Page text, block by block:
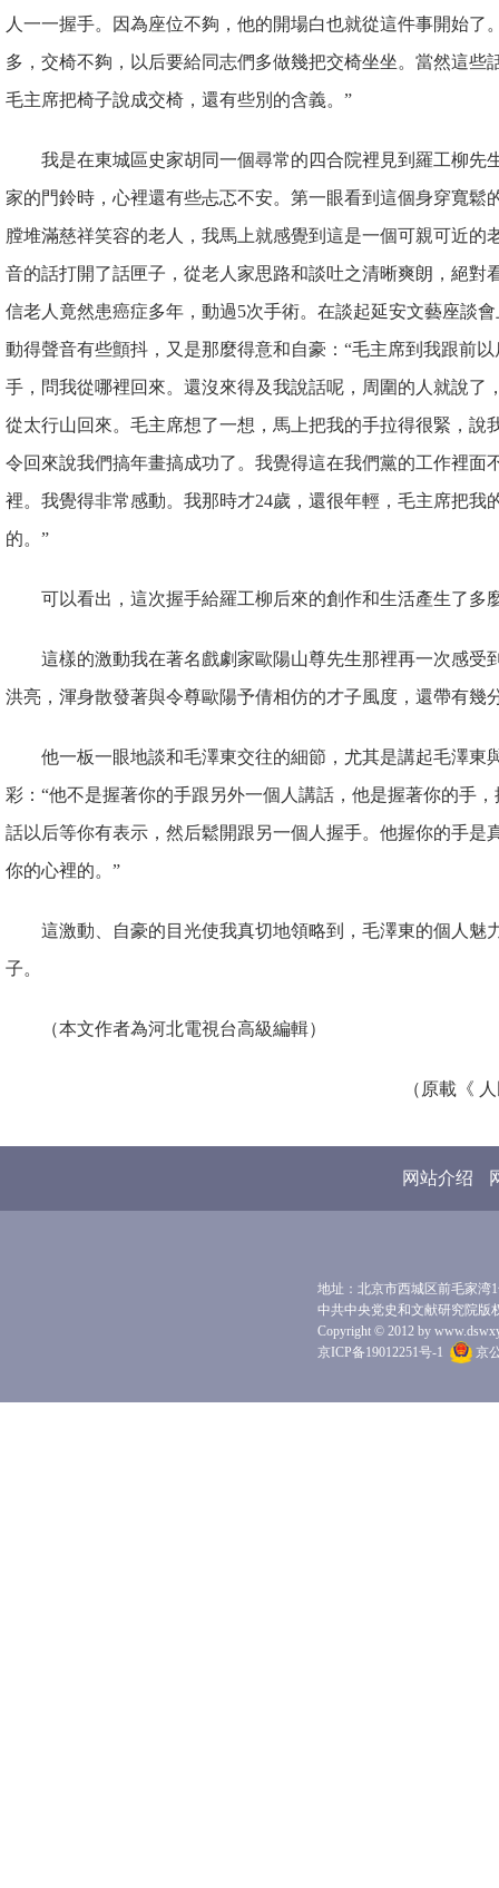
人一一握手。因為座位不夠，他的開場白也就從這件事開始了
多，交椅不夠，以后要給同志們多做幾把交椅坐坐。當然這些
毛主席把椅子說成交椅，還有些別的含義。”
我是在東城區史家胡同一個尋常的四合院裡見到羅工柳先
家的門鈴時，心裡還有些忐忑不安。第一眼看到這個身穿寬鬆
膛堆滿慈祥笑容的老人，我馬上就感覺到這是一個可親可近的
音的話打開了話匣子，從老人家思路和談吐之清晰爽朗，絕對
信老人竟然患癌症多年，動過5次手術。在談起延安文藝座談
動得聲音有些顫抖，又是那麼得意和自豪：“毛主席到我跟前
手，問我從哪裡回來。還沒來得及我說話呢，周圍的人就說了
從太行山回來。毛主席想了一想，馬上把我的手拉得很緊，說
令回來說我們搞年畫搞成功了。我覺得這在我們黨的工作裡面
裡。我覺得非常感動。我那時才24歲，還很年輕，毛主席把我
的。”
可以看出，這次握手給羅工柳后來的創作和生活產生了多
這樣的激動我在著名戲劇家歐陽山尊先生那裡再一次感受
洪亮，渾身散發著與令尊歐陽予倩相仿的才子風度，還帶有幾
他一板一眼地談和毛澤東交往的細節，尤其是講起毛澤東
彩：“他不是握著你的手跟另外一個人講話，他是握著你的手
話以后等你有表示，然后鬆開跟另一個人握手。他握你的手是
你的心裡的。”
這激動、自豪的目光使我真切地領略到，毛澤東的個人魅
子。
（本文作者為河北電視台高級編輯）
（原載《
网站介绍
地址：北京市西城区前毛家湾
中共中央党史和文献研究院版
Copyright © 2012 by
京ICP备19012251号-1
京